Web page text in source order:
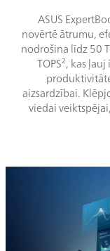
ASUS
novērtē ātrumu,
nodrošina līdz 50
TOPS², kas
aizsardzībai.
viedai